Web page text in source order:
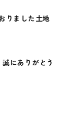
りました土地
にありがとう